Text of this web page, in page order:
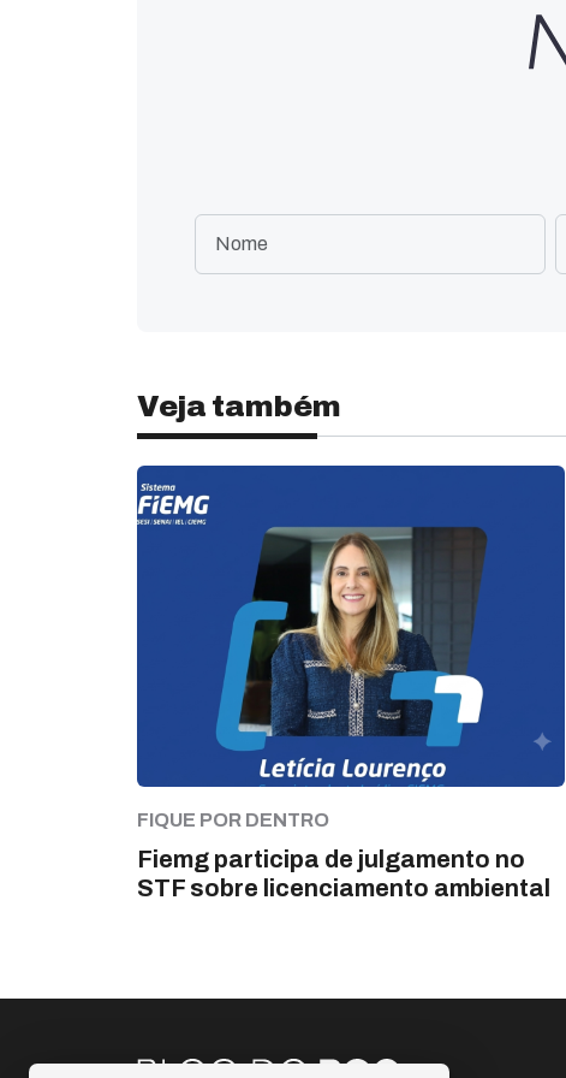
Veja também
FIQUE POR DENTRO
Fiemg participa de julgamento no
STF sobre licenciamento ambiental